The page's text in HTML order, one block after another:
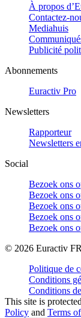
À propos
Contactez-
Mediahuis
Publicité
Abonnements
Euractiv Pro
Newsletters
Rapporteur
Newsletters
Social
Bezoek ons
Bezoek ons
Bezoek ons
Bezoek ons
Bezoek ons
© 2026 Euractiv
Politique de
Conditions
Conditions
This site is
Policy and Terms